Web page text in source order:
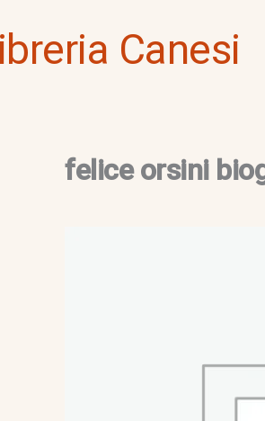
al
Canesi
felice orsini